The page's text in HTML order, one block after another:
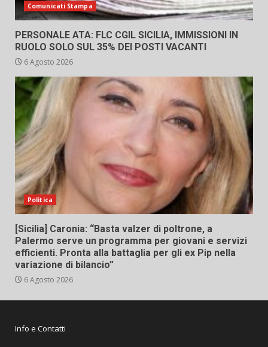
Comunicati Stampa
PERSONALE ATA: FLC CGIL SICILIA, IMMISSIONI IN
RUOLO SOLO SUL 35% DEI POSTI VACANTI
6 Agosto 2026
Politica
[Sicilia] Caronia: “Basta valzer di poltrone, a
Palermo serve un programma per giovani e servizi
efficienti. Pronta alla battaglia per gli ex Pip nella
variazione di bilancio”
6 Agosto 2026
Info e Contatti